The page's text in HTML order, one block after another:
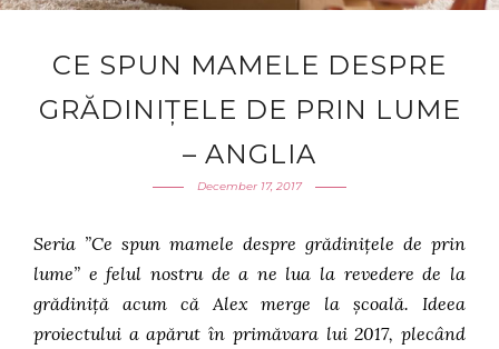
CE SPUN MAMELE DESPRE
GRĂDINIȚELE DE PRIN LUME
– ANGLIA
December 17, 2017
Seria ”Ce spun mamele despre grădinițele de prin
lume” e felul nostru de a ne lua la revedere de la
grădiniță acum că Alex merge la școală. Ideea
proiectului a apărut în primăvara lui 2017, plecând